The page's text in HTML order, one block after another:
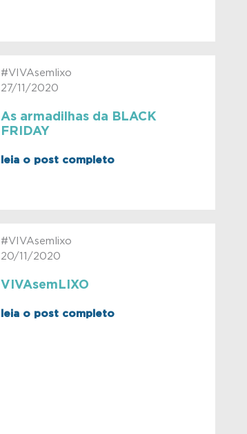
#VIVAsemlixo
27/11/2020
As armadilhas da BLACK
FRIDAY
leia o post completo
#VIVAsemlixo
20/11/2020
VIVAsemLIXO
leia o post completo